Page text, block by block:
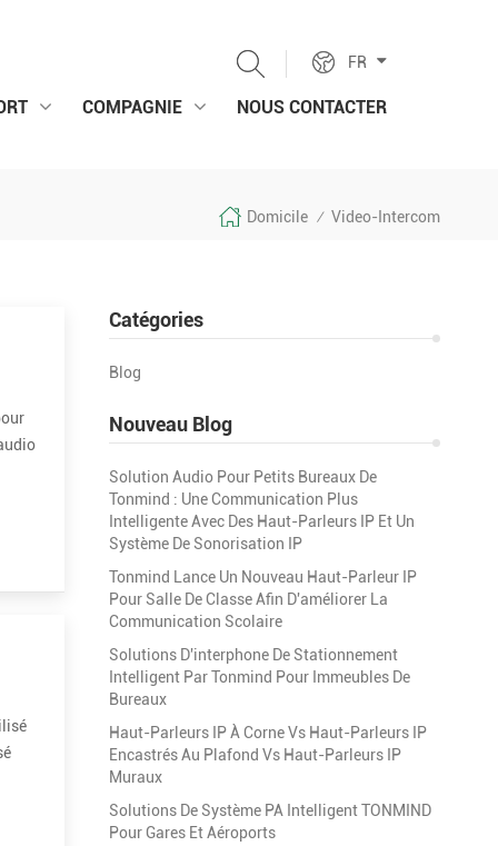
FR
COMPAGNIE NOUS CONTACTER
Domicile / Video-Intercom
Catégories
Blog
Nouveau Blog
Solution Audio Pour Petits Bureaux De
Tonmind : Une Communication Plus
Intelligente Avec Des Haut-Parleurs IP Et Un
Système De Sonorisation IP
Tonmind Lance Un Nouveau Haut-Parleur IP
Pour Salle De Classe Afin D'améliorer La
Communication Scolaire
Solutions D'interphone De Stationnement
Intelligent Par Tonmind Pour Immeubles De
Bureaux
Haut-Parleurs IP À Corne Vs Haut-Parleurs IP
Encastrés Au Plafond Vs Haut-Parleurs IP
Muraux
Solutions De Système PA Intelligent TONMIND
Pour Gares Et Aéroports